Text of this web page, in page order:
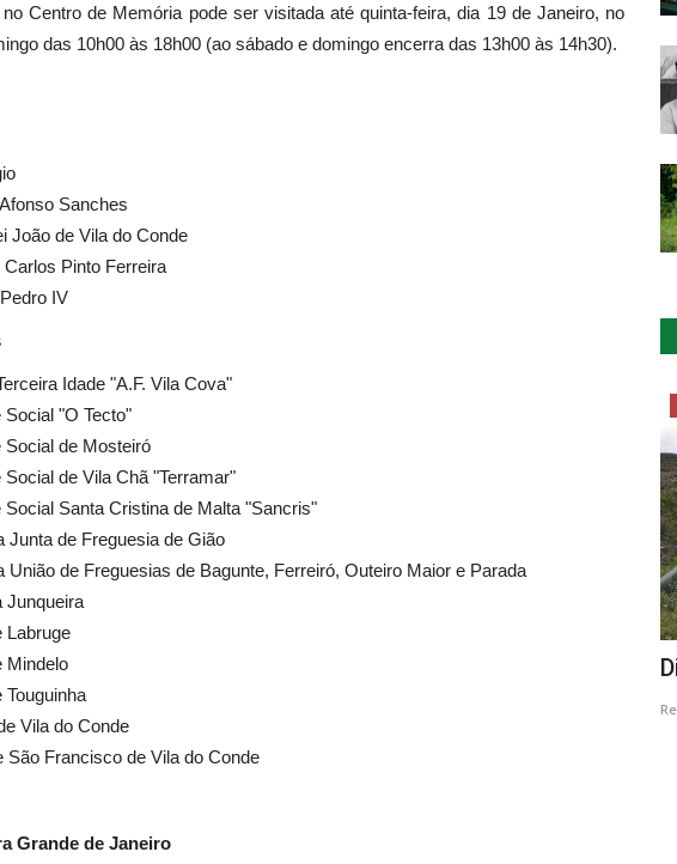
Centro de Memória pode ser visitada até quinta-feira, dia 19 de Janeiro, no
das 10h00 às 18h00 (ao sábado e domingo encerra das 13h00 às 14h30).
Sanches
João de Vila do Conde
Pinto Ferreira
IV
Idade "A.F. Vila Cova"
"O Tecto"
de Mosteiró
de Vila Chã "Terramar"
Santa Cristina de Malta "Sancris"
Junta de Freguesia de Gião
de Freguesias de Bagunte, Ferreiró, Outeiro Maior e Parada
Junqueira
Labruge
Mindelo
Vila do Conde
São Francisco de Vila do Conde
Grande de Janeiro
Da Murtosa
artesãos...